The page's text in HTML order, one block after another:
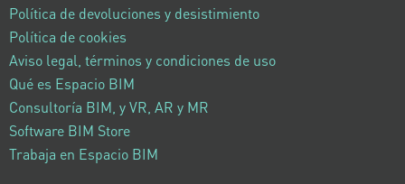
Política de devoluciones y desistimiento
Política de cookies
Aviso legal, términos y condiciones de uso
Qué es Espacio BIM
Consultoría BIM, y VR, AR y MR
Software BIM Store
Trabaja en Espacio BIM